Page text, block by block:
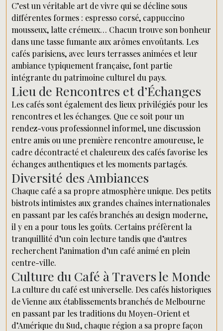
C’est un véritable art de vivre qui se décline sous
différentes formes : espresso corsé, cappuccino
mousseux, latte crémeux… Chacun trouve son bonheur
dans une tasse fumante aux arômes envoûtants. Les
cafés parisiens, avec leurs terrasses animées et leur
ambiance typiquement française, font partie
intégrante du patrimoine culturel du pays.
Lieu de Rencontres et d’Échanges
Les cafés sont également des lieux privilégiés pour les
rencontres et les échanges. Que ce soit pour un
rendez-vous professionnel informel, une discussion
entre amis ou une première rencontre amoureuse, le
cadre décontracté et chaleureux des cafés favorise les
échanges authentiques et les moments partagés.
Diversité des Ambiances
Chaque café a sa propre atmosphère unique. Des petits
bistrots intimistes aux grandes chaînes internationales
en passant par les cafés branchés au design moderne,
il y en a pour tous les goûts. Certains préfèrent la
tranquillité d’un coin lecture tandis que d’autres
recherchent l’animation d’un café animé en plein
centre-ville.
Culture du Café à Travers le Monde
La culture du café est universelle. Des cafés historiques
de Vienne aux établissements branchés de Melbourne
en passant par les traditions du Moyen-Orient et
d’Amérique du Sud, chaque région a sa propre façon